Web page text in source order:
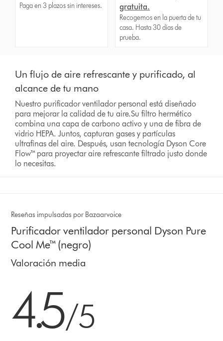
Paga en 3 plazos sin intereses.
gratuita.
Recogemos en la puerta de tu
casa. Hasta 30 días de
prueba.
Un flujo de aire refrescante y purificado, al
alcance de tu mano
Nuestro purificador ventilador personal está diseñado
para mejorar la calidad de tu aire.Su filtro hermético
combina una capa de carbono activo y una de fibra de
vidrio HEPA. Juntos, capturan gases y partículas
ultrafinas del aire. Después, usan tecnología Dyson Core
Flow™ para proyectar aire refrescante filtrado justo donde
lo necesitas.
Reseñas impulsadas por Bazaarvoice
Purificador ventilador personal Dyson Pure
Cool Me™ (negro)
Valoración media
4.5/5